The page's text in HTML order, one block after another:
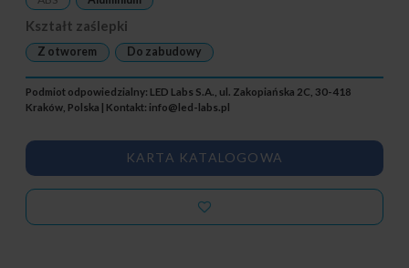
KARTA KATALOGOWA
Kształt zaślepki
Z otworem Do zabudowy
Podmiot odpowiedzialny: LED Labs S.A., ul. Zakopiańska 2C, 30-418
Kraków, Polska | Kontakt: info@led-labs.pl